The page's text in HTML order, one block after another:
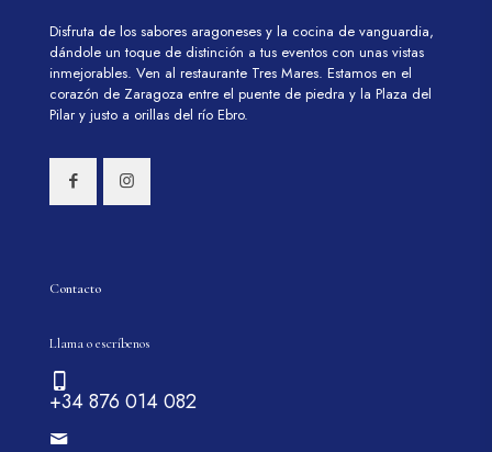
Disfruta de los sabores aragoneses y la cocina de vanguardia,
dándole un toque de distinción a tus eventos con unas vistas
inmejorables. Ven al restaurante Tres Mares. Estamos en el
corazón de Zaragoza entre el puente de piedra y la Plaza del
Pilar y justo a orillas del río Ebro.
Contacto
Llama o escríbenos
+34 876 014 082